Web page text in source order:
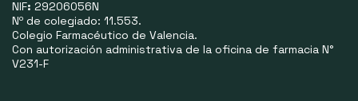
NIF: 29206056N
Nº de colegiado: 11.553.
Colegio Farmacéutico de Valencia.
Con autorización administrativa de la oficina de farmacia N°
V231-F